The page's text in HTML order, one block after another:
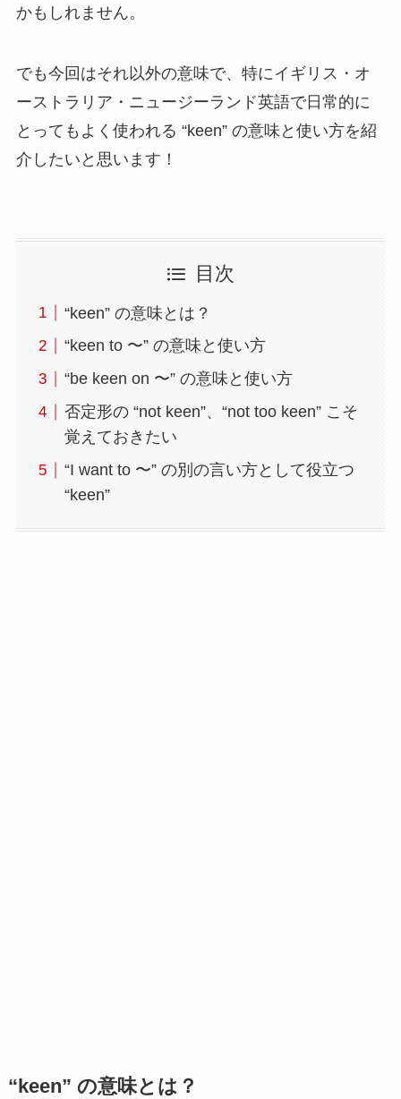
かもしれません。
でも今回はそれ以外の意味で、特にイギリス・オ
ーストラリア・ニュージーランド英語で日常的に
とってもよく使われる “keen” の意味と使い方を紹
介したいと思います！
目次
“keen” の意味とは？
“keen to 〜” の意味と使い方
“be keen on 〜” の意味と使い方
否定形の “not keen”、“not too keen” こそ
覚えておきたい
“I want to 〜” の別の言い方として役立つ
“keen”
“keen” の意味とは？